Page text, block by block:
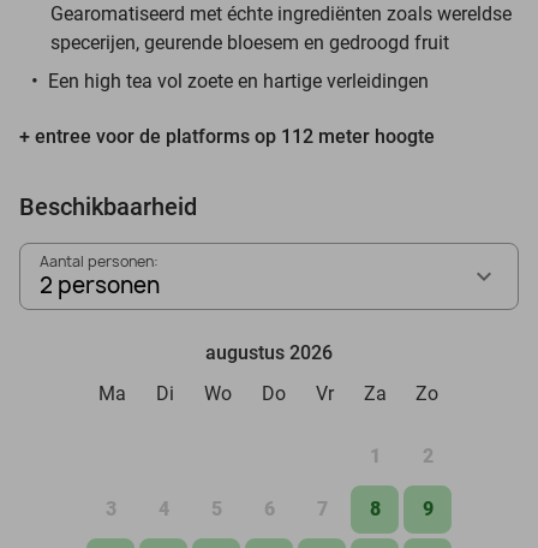
Gearomatiseerd met échte ingrediënten zoals wereldse
specerijen, geurende bloesem en gedroogd fruit
Een high tea vol zoete en hartige verleidingen
+ entree voor de platforms op 112 meter hoogte
Beschikbaarheid
Aantal personen:
2 personen
augustus 2026
Ma
Di Wo Do Vr Za Zo
1 2
3 4 5 6 7 8 9